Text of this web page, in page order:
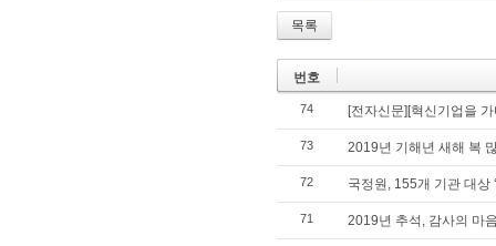
목록
번호
74 [전자신문][혁신기업을
73 2019년 기해년 새해 복
72 국정원, 155개 기관 대상
71 2019년 추석, 감사의 마